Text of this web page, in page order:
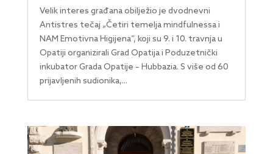
Velik interes građana obilježio je dvodnevni
Antistres tečaj „Četiri temelja mindfulnessa i
NAM Emotivna Higijena”, koji su 9. i 10. travnja u
Opatiji organizirali Grad Opatija i Poduzetnički
inkubator Grada Opatije – Hubbazia. S više od 60
prijavljenih sudionika,...